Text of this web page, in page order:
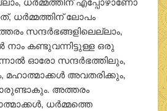
ധര്‍മ്മത്തിന് ലോപം
സന്ദര്‍ഭങ്ങളിലെല്ലാം,
നാം കണ്ടുവന്നിട്ടുള്ള ഒരു
ഓരോ സന്ദര്‍ഭത്തിലും,
അവതരിക്കും,
അത്തരം
ധര്‍മ്മത്തെ